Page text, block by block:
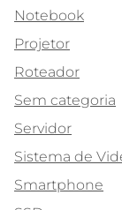
Notebook
Projetor
Roteador
Sem categoria
Servidor
Sistema de
Smartphone